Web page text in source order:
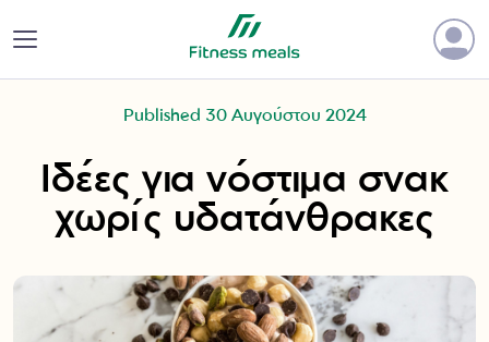
Published 30 Αυγούστου 2024
Ιδέες για νόστιμα σνακ
χωρίς υδατάνθρακες